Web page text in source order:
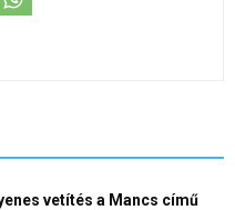
vetítés a Mancs című